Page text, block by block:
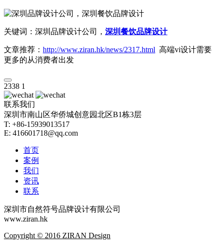
关键词：深圳品牌设计公司， 深圳餐饮品牌设计
文章推荐： http://www.ziran.hk/news/2317.html 高端vi设计需要
更多的从消费者出发
2338 1
联系我们
深圳市南山区华侨城创意园北区B1栋3层
T: +86-15939013517
E: 416601718@qq.com
首页
案例
我们
资讯
联系
深圳市自然符号品牌设计有限公司
www.ziran.hk
Copyright © 2016 ZIRAN Design